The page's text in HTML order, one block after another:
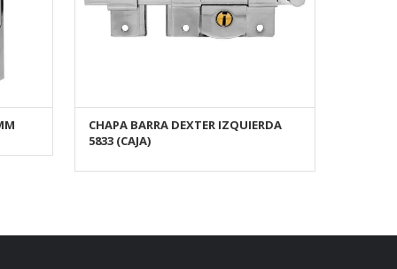
AÑADIR AL CARRITO
CHAPA BARRA DEXTER IZQUIERDA
5833 (CAJA)